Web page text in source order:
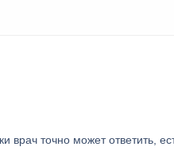
врач точно может ответить,